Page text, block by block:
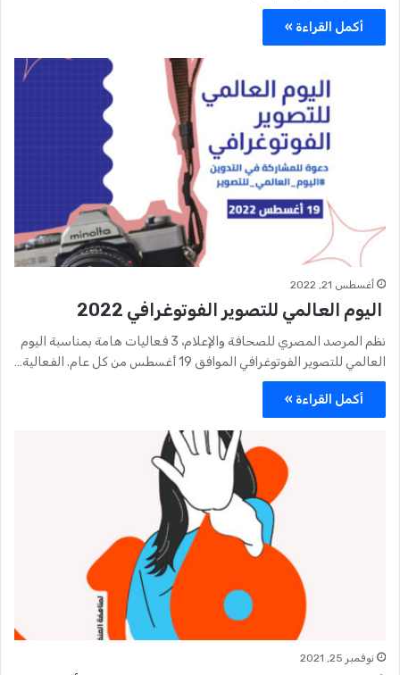
أكمل القراءة »
أغسطس 21, 2022
اليوم العالمي للتصوير الفوتوغرافي 2022
نظم المرصد المصري للصحافة والإعلام، 3 فعاليات هامة بمناسبة اليوم
العالمي للتصوير الفوتوغرافي الموافق 19 أغسطس من كل عام. الفعالية…
أكمل القراءة »
نوفمبر 25, 2021